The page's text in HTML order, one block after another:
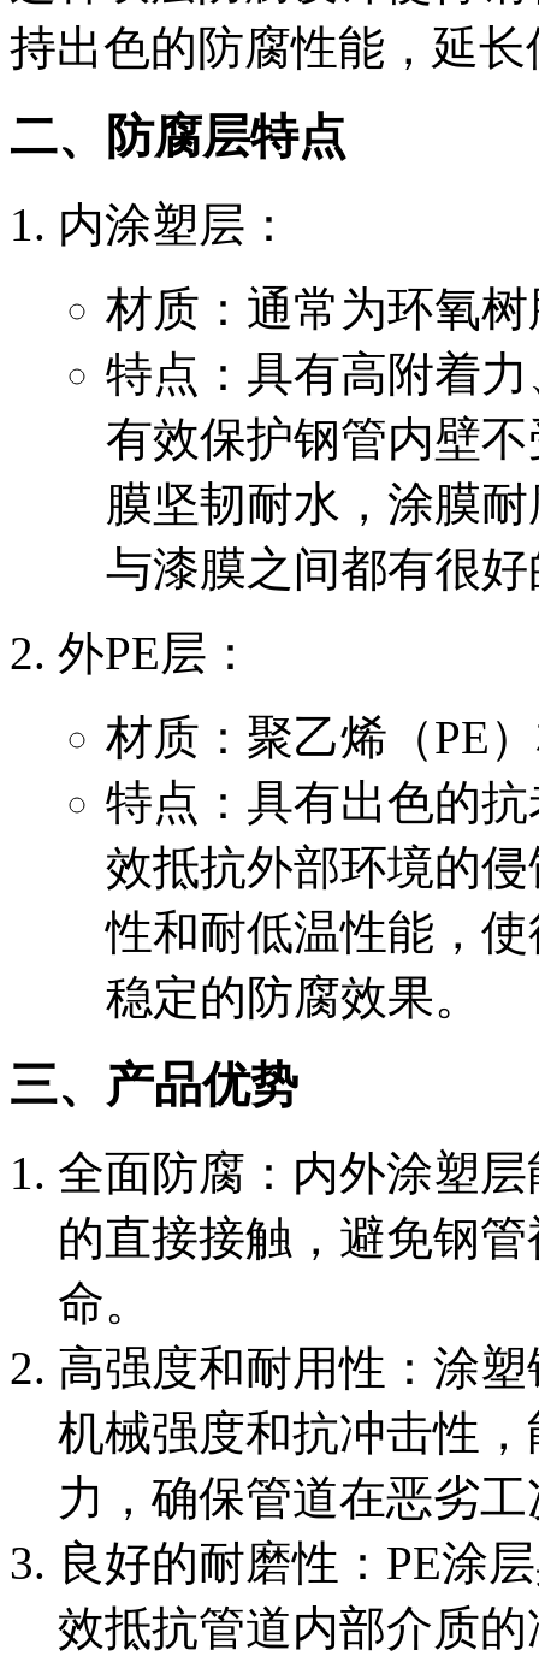
持出色的防腐性能，延
二、防腐层特点
‌内涂塑层‌：
材质：通常为环氧
特点：具有高附着
有效保护钢管内壁
膜坚韧耐水，涂膜
与漆膜之间都有很
‌外PE层‌：
材质：聚乙烯（PE
特点：具有出色的
效抵抗外部环境的
性和耐低温性能，
稳定的防腐效果。
三、产品优势
全面防腐‌：内外涂塑
的直接接触，避免钢
命。
高强度和耐用性‌：涂
机械强度和抗冲击性
力，确保管道在恶劣
良好的耐磨性‌：PE涂
效抵抗管道内部介质